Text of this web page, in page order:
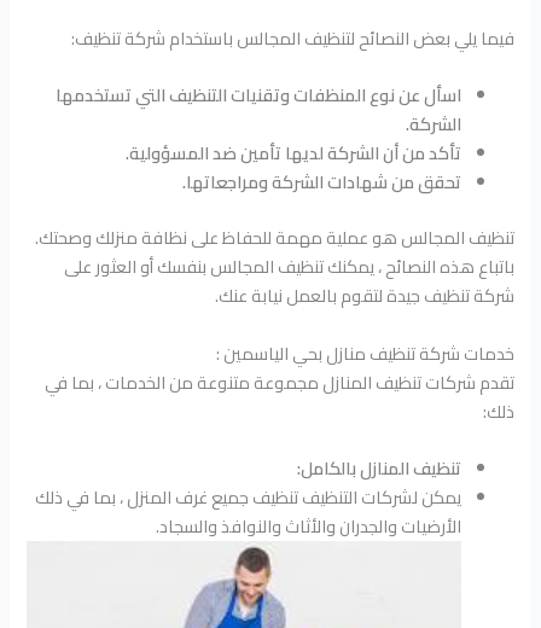
فيما يلي بعض النصائح لتنظيف المجالس باستخدام شركة تنظيف:
اسأل عن نوع المنظفات وتقنيات التنظيف التي تستخدمها
الشركة.
تأكد من أن الشركة لديها تأمين ضد المسؤولية.
تحقق من شهادات الشركة ومراجعاتها.
تنظيف المجالس هو عملية مهمة للحفاظ على نظافة منزلك وصحتك.
باتباع هذه النصائح ، يمكنك تنظيف المجالس بنفسك أو العثور على
شركة تنظيف جيدة لتقوم بالعمل نيابة عنك.
خدمات شركة تنظيف منازل بحي الياسمين :
تقدم شركات تنظيف المنازل مجموعة متنوعة من الخدمات ، بما في
ذلك:
تنظيف المنازل بالكامل:
يمكن لشركات التنظيف تنظيف جميع غرف المنزل ، بما في ذلك
الأرضيات والجدران والأثاث والنوافذ والسجاد.